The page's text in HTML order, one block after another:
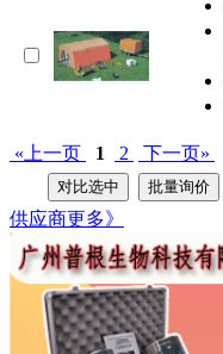
«上一页 1 2 下一页»
供应商更多》